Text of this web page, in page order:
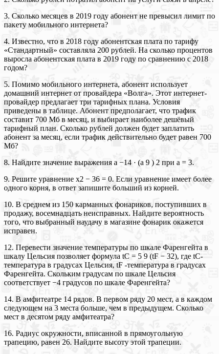
3. Сколько месяцев в 2019 году абонент не превысил лимит по
пакету мобильного интернета?
4. Известно, что в 2018 году абонентская плата по тарифу
«Стандартный» составляла 200 рублей. На сколько процентов
выросла абонентская плата в 2019 году по сравнению с 2018
годом?
5. Помимо мобильного интернета, абонент использует
домашний интернет от провайдера «Волга». Этот интернет-
провайдер предлагает три тарифных плана. Условия
приведены в таблице. Абонент предполагает, что трафик
составит 700 Мб в месяц, и выбирает наиболее дешёвый
тарифный план. Сколько рублей должен будет заплатить
абонент за месяц, если трафик действительно будет равен 700
Мб?
8. Найдите значение выражения a −14 · (a 9 ) 2 при a = 3.
9. Решите уравнение x2 − 36 = 0. Если уравнение имеет более
одного корня, в ответ запишите больший из корней.
10. В среднем из 150 карманных фонариков, поступивших в
продажу, восемнадцать неисправных. Найдите вероятность
того, что выбранный наудачу в магазине фонарик окажется
исправен.
12. Перевести значение температуры по шкале Фаренгейта в
шкалу Цельсия позволяет формула tC = 5 9 (tF − 32), где tC-
температура в градусах Цельсия, tF -температура в градусах
Фаренгейта. Скольким градусам по шкале Цельсия
соответствует −4 градусов по шкале Фаренгейта?
14. В амфитеатре 14 рядов. В первом ряду 20 мест, а в каждом
следующем на 3 места больше, чем в предыдущем. Сколько
мест в десятом ряду амфитеатра?
16. Радиус окружности, вписанной в прямоугольную
трапецию, равен 26. Найдите высоту этой трапеции.